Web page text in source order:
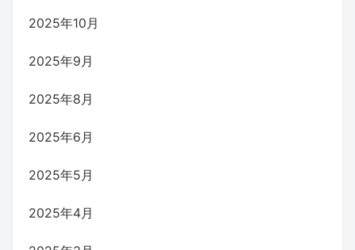
2025年10月
2025年9月
2025年8月
2025年6月
2025年5月
2025年4月